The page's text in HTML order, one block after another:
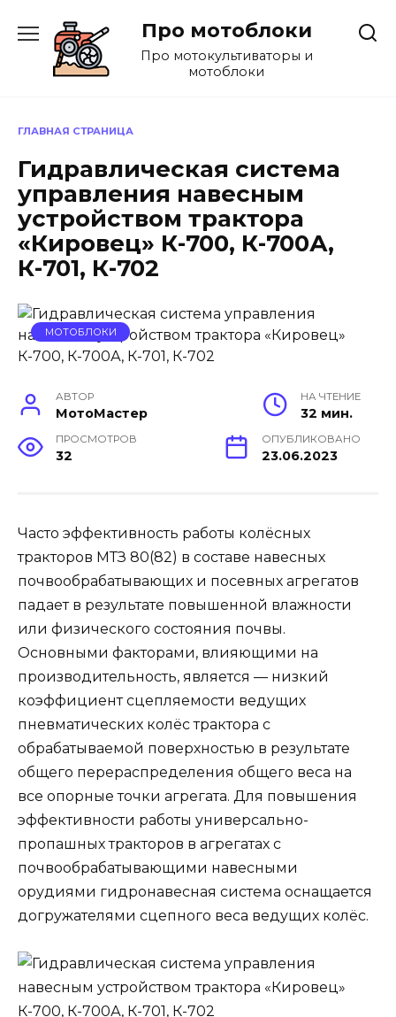
содержанию
Про мотоблоки
Про мотокультиваторы и
мотоблоки
ГЛАВНАЯ СТРАНИЦА
Гидравлическая система
управления навесным
устройством трактора
«Кировец» К-700, К-700А,
К-701, К-702
МОТОБЛОКИ
АВТОР
МотоМастер
НА ЧТЕНИЕ
32 мин.
ПРОСМОТРОВ
32
ОПУБЛИКОВАНО
23.06.2023
Часто эффективность работы колёсных
тракторов МТЗ 80(82) в составе навесных
почвообрабатывающих и посевных агрегатов
падает в результате повышенной влажности
или физического состояния почвы.
Основными факторами, влияющими на
производительность, является — низкий
коэффициент сцепляемости ведущих
пневматических колёс трактора с
обрабатываемой поверхностью в результате
общего перераспределения общего веса на
все опорные точки агрегата. Для повышения
эффективности работы универсально-
пропашных тракторов в агрегатах с
почвообрабатывающими навесными
орудиями гидронавесная система оснащается
догружателями сцепного веса ведущих колёс.